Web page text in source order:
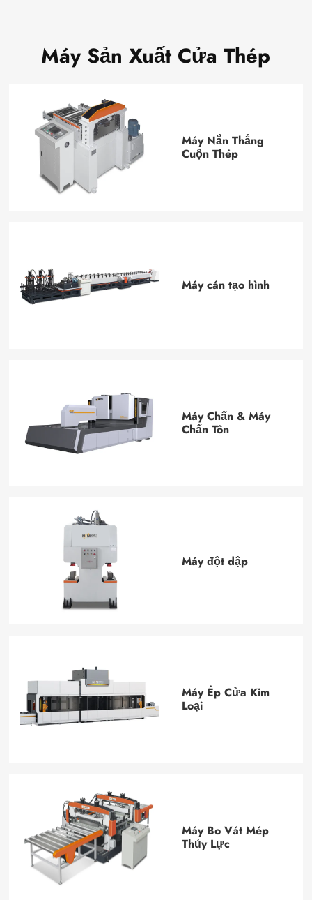
Máy Sản Xuất Cửa Thép
Máy Nắn Thẳng
Cuộn Thép
Máy cán tạo hình
Máy Chấn & Máy
Chấn Tôn
Máy đột dập
Máy Ép Cửa Kim
Loại
Máy Bo Vát Mép
Thủy Lực